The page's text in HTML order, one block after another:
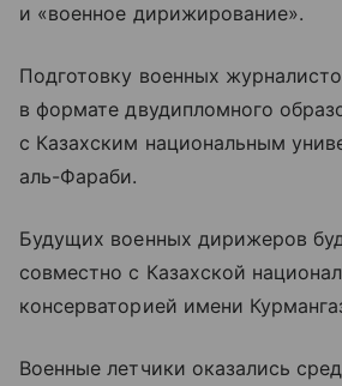
и «военное дирижирование».
Подготовку военных
в формате двудипломного
с Казахским национальным
аль-Фараби.
Будущих военных дирижеров
совместно с Казахской
консерваторией имени
Военные летчики оказались